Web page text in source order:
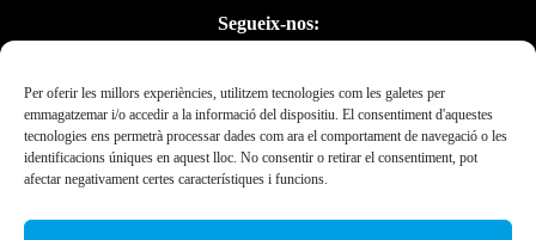
Per oferir les millors experiències, utilitzem tecnologies com les galetes per
emmagatzemar i/o accedir a la informació del dispositiu. El consentiment d'aquestes
tecnologies ens permetrà processar dades com ara el comportament de navegació o les
identificacions úniques en aquest lloc. No consentir o retirar el consentiment, pot
afectar negativament certes característiques i funcions.
Segueix-nos: